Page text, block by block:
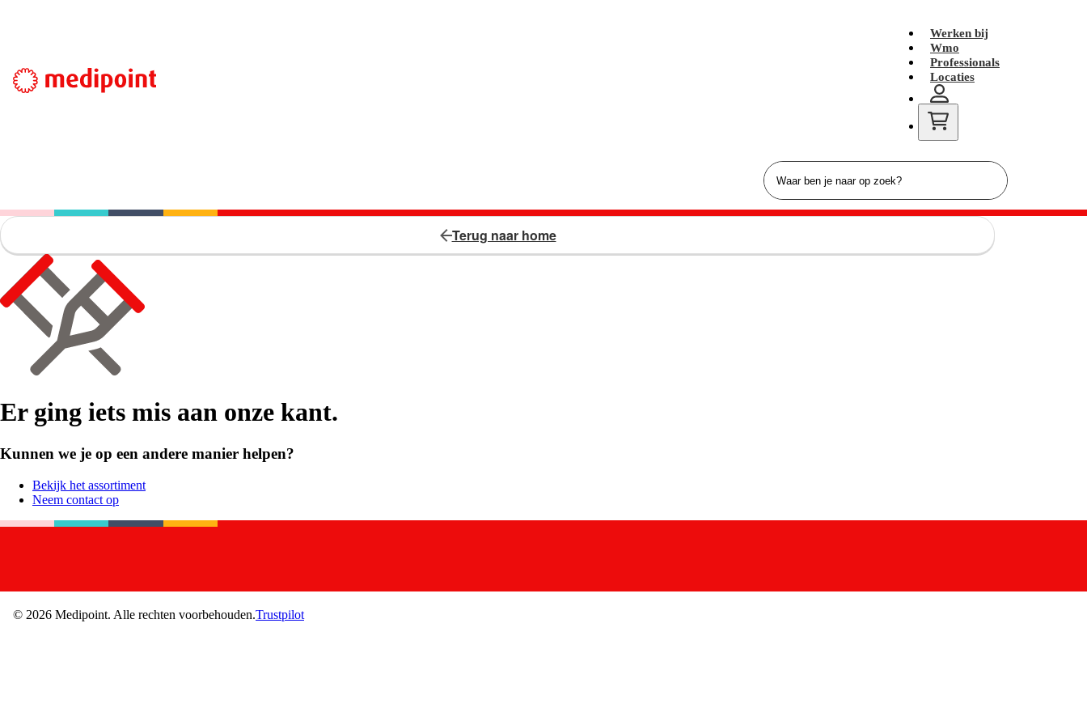
Werken bij
Wmo
Professionals
Locaties
Terug naar home
Er ging iets mis aan onze kant.
Kunnen we je op een andere manier helpen?
Bekijk het assortiment
Neem contact op
© 2026 Medipoint. Alle rechten voorbehouden.Trustpilot